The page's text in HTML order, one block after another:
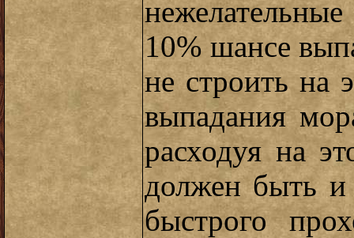
10% шансе
не строить на
выпадания
расходуя на
должен быть и
быстрого